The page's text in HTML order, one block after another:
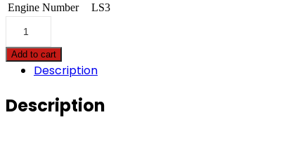
Engine Number
LS3
SS
-
415hp
quantity
Add to cart
Description
Description